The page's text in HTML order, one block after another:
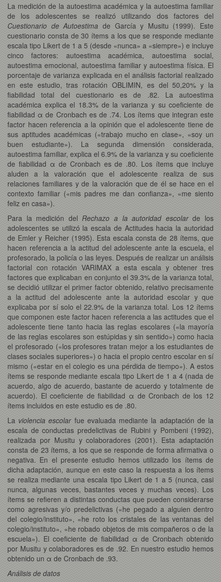
La medición de la autoestima académica y la autoestima familiar
de los adolescentes se realizó utilizando dos factores del
Cuestionario de Autoestima de García y Musitu (1999). Este
cuestionario consta de 30 ítems a los que se responde mediante
escala tipo Likert de 1 a 5 (desde «nunca» a «siempre») e incluye
cinco factores: autoestima académica, autoestima social,
autoestima emocional, autoestima familiar y autoestima física. El
porcentaje de varianza explicada en el análisis factorial realizado
en este estudio, tras rotación OBLIMIN, es del 50,20% y la
fiabilidad total del cuestionario es de .82. La autoestima
académica explica el 18.3% de la varianza y su coeficiente de
fiabilidad α de Cronbach es de .74. Los ítems que integran este
factor hacen referencia a la opinión que el adolescente tiene de
sus aptitudes académicas («trabajo mucho en clase», «soy un
buen estudiante»). La segunda dimensión considerada,
autoestima familiar, explica el 6.9% de la varianza y su coeficiente
de fiabilidad α de Cronbach es de .80. Los ítems que incluye
aluden a la valoración que el adolescente realiza de sus
relaciones familiares y de la valoración que de él se hace en el
contexto familiar («mis padres me dan confianza», «me siento
feliz en casa»).
Para la medición del Rechazo a la autoridad escolarde los
adolescentes se utilizó la escala de Actitudes hacia la autoridad
de Emler y Reicher (1995). Esta escala consta de 28 ítems, que
hacen referencia a la actitud del adolescente ante la escuela, el
profesorado, la policía o las leyes. Después de realizar un análisis
factorial con rotación VARIMAX a esta escala y obtener tres
factores que explicaban en conjunto el 39.3% de la varianza total,
se decidió utilizar el primer factor obtenido, relativo precisamente
a la actitud del adolescente ante la autoridad escolar y que
explicaba por sí solo el 22.9% de la varianza total. Los 12 ítems
que componen este factor hacen referencia a las actitudes que el
adolescente tiene tanto hacia las reglas escolares («la mayoría
de las reglas escolares son estúpidas y sin sentido») como hacia
el profesorado («los profesores tratan mejor a los estudiantes de
clases sociales superiores») o hacia el propio centro escolar en sí
mismo («estar en el colegio es una pérdida de tiempo»). A estos
ítems se responde mediante escala tipo Likert de 1 a 4 (nada de
acuerdo, algo de acuerdo, bastante de acuerdo y totalmente de
acuerdo). El coeficiente de fiabilidad α de Cronbach de los 12
ítems incluidos en este estudio es de .80.
La violencia escolar fue evaluada mediante la adaptación de la
escala de conductas predelictivas de Rubini y Pombeni (1992),
realizada por Musitu y colaboradores (2001). Esta adaptación
consta de 23 ítems, a los que se responde de forma afirmativa o
negativa. En el presente estudio hemos utilizado los ítems de
dicha adaptación, aunque en este caso la respuesta a los ítems
se realiza mediante una escala tipo Likert de 1 a 5 (nunca, casi
nunca, algunas veces, bastantes veces y muchas veces). Los
ítems se refieren a distintas conductas que pueden considerarse
como agresivas y/o predelictivas («he pegado a alguien dentro
del colegio/instituto», «he roto los cristales de las ventanas del
colegio/instituto», «he robado objetos de mis compañeros o de la
escuela»). El coeficiente de fiabilidad α de Cronbach obtenido
por Musitu y colaboradores es de .92. En nuestro estudio hemos
obtenido un α de Cronbach de .93.
Análisis de datos